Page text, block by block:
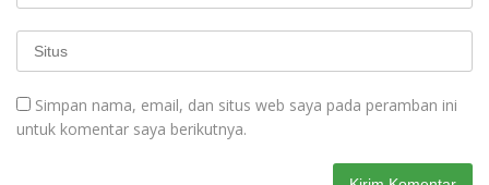
Simpan nama, email, dan situs web saya pada peramban ini
untuk komentar saya berikutnya.